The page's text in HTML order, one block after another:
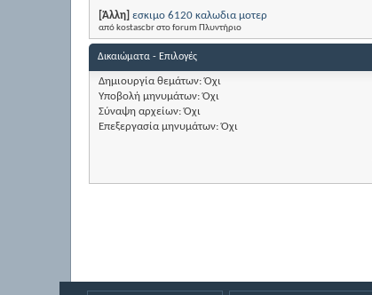
[Άλλη] εσκιμο 6120 καλωδια μοτερ
από kostascbr στο forum Πλυντήριο
Δικαιώματα - Επιλογές
Δημιουργία θεμάτων:Όχι
Υποβολή μηνυμάτων:Όχι
Σύναψη αρχείων:Όχι
Επεξεργασία μηνυμάτων:Όχι